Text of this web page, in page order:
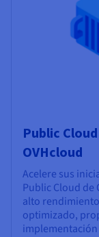
Public
OVHcloud
Acelere sus
Public Cloud de
alto
optimizado,